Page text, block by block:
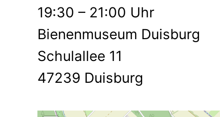
19:30 – 21:00 Uhr
Bienenmuseum Duisburg
Schulallee 11
47239 Duisburg